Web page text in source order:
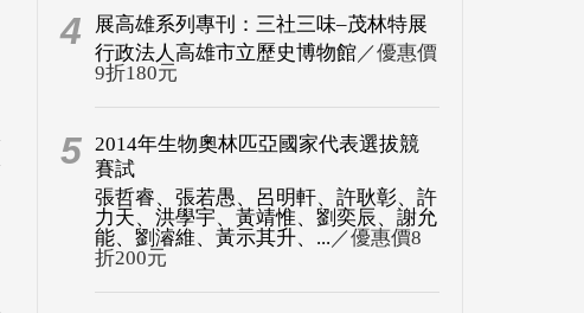
4
展高雄系列專刊：三社三味–茂林特展
行政法人高雄市立歷史博物館／優惠價
9折180元
5 2014年生物奧林匹亞國家代表選拔競
賽試
張哲睿、張若愚、呂明軒、許耿彰、許
力天、洪學宇、黃靖惟、劉奕辰、謝允
能、劉濬維、黃示其升、... ／優惠價8
折200元